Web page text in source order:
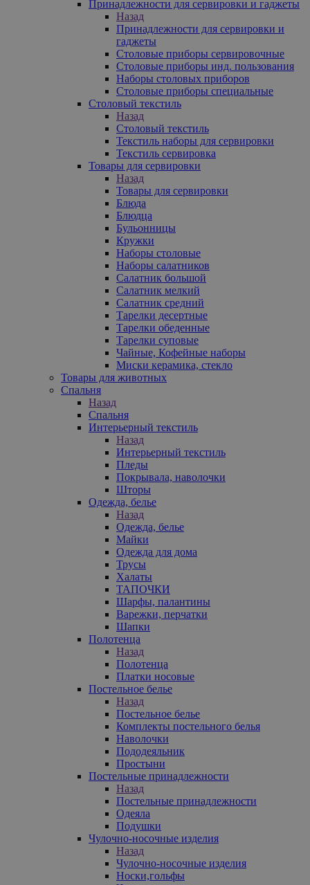
Принадлежности для сервировки и гаджеты
Назад
Принадлежности для сервировки и
гаджеты
Столовые приборы сервировочные
Столовые приборы инд. пользования
Наборы столовых приборов
Столовые приборы специальные
Столовый текстиль
Назад
Столовый текстиль
Текстиль наборы для сервировки
Текстиль сервировка
Товары для сервировки
Назад
Товары для сервировки
Блюда
Блюдца
Бульонницы
Кружки
Наборы столовые
Наборы салатников
Салатник большой
Салатник мелкий
Салатник средний
Тарелки десертные
Тарелки обеденные
Тарелки суповые
Чайные, Кофейные наборы
Миски керамика, стекло
Товары для животных
Спальня
Назад
Спальня
Интерьерный текстиль
Назад
Интерьерный текстиль
Пледы
Покрывала, наволочки
Шторы
Одежда, белье
Назад
Одежда, белье
Майки
Одежда для дома
Трусы
Халаты
ТАПОЧКИ
Шарфы, палантины
Варежки, перчатки
Шапки
Полотенца
Назад
Полотенца
Платки носовые
Постельное белье
Назад
Постельное белье
Комплекты постельного белья
Наволочки
Пододеяльник
Простыни
Постельные принадлежности
Назад
Постельные принадлежности
Одеяла
Подушки
Чулочно-носочные изделия
Назад
Чулочно-носочные изделия
Носки,гольфы